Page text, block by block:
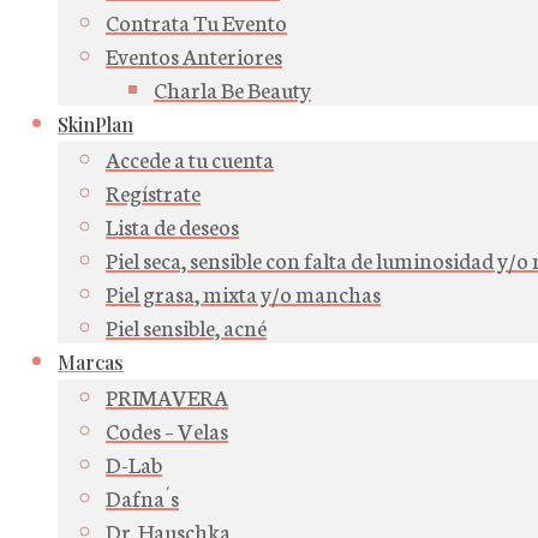
Contrata Tu Evento
Eventos Anteriores
Charla Be Beauty
SkinPlan
Accede a tu cuenta
Regístrate
Lista de deseos
Piel seca, sensible con falta de luminosidad y/o
Piel grasa, mixta y/o manchas
Piel sensible, acné
Marcas
PRIMAVERA
Codes – Velas
D-Lab
Dafna´s
Dr. Hauschka